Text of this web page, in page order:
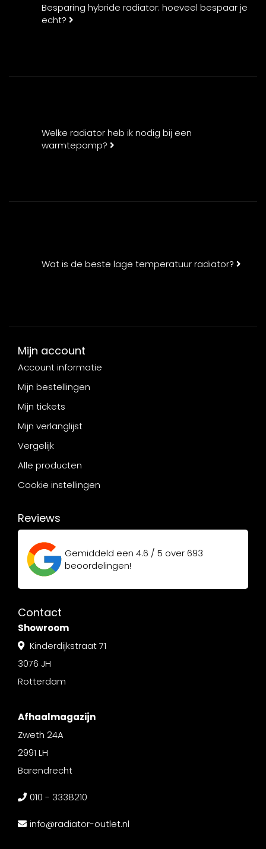
Besparing hybride radiator: hoeveel bespaar je
echt?
Welke radiator heb ik nodig bij een
warmtepomp?
Wat is de beste lage temperatuur radiator?
Mijn account
Account informatie
Mijn bestellingen
Mijn tickets
Mijn verlanglijst
Vergelijk
Alle producten
Cookie instellingen
Reviews
Gemiddeld een 4.6 / 5 over693
beoordelingen!
Contact
Showroom
Kinderdijkstraat 71
3076 JH
Rotterdam
Afhaalmagazijn
Zweth 24A
2991 LH
Barendrecht
010 - 3338210
info@radiator-outlet.nl